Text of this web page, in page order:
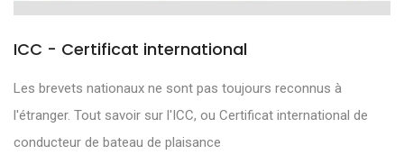
ICC - Certificat international
Les brevets nationaux ne sont pas toujours reconnus à
l'étranger. Tout savoir sur l'ICC, ou Certificat international de
conducteur de bateau de plaisance